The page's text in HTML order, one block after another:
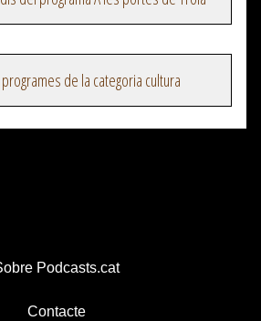
de la categoria cultura
Podcasts.cat
Contacte